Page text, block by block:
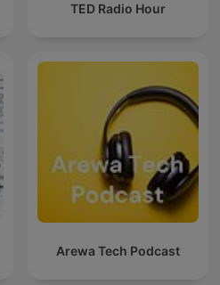
TED Radio Hour
Arewa Tech Podcast